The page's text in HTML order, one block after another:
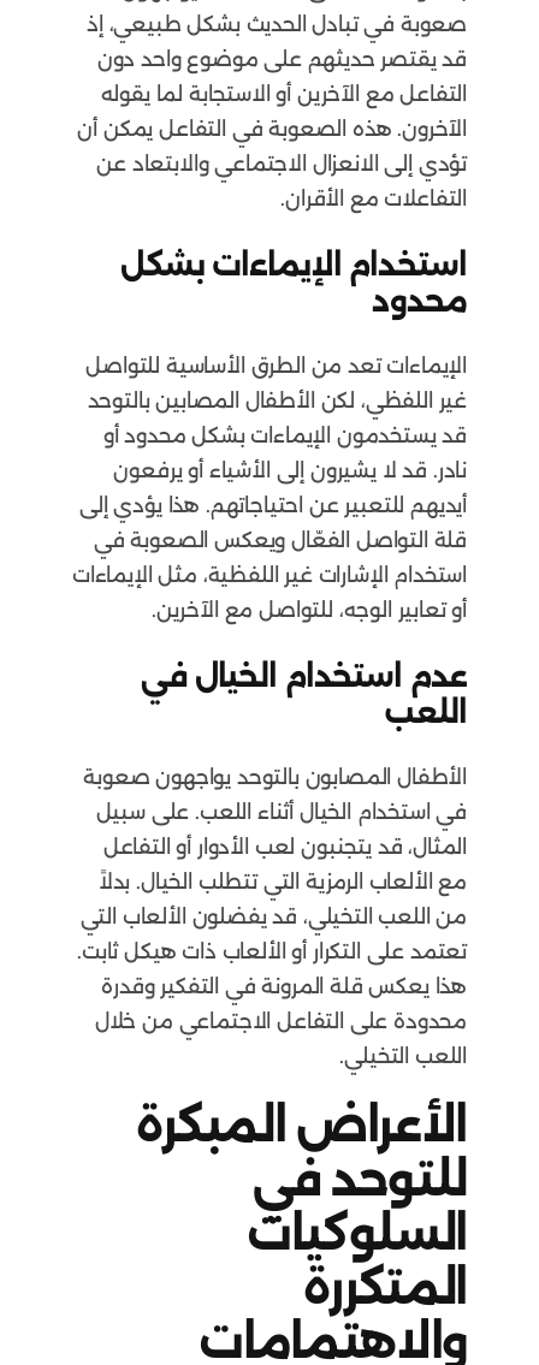
صعوبة في تبادل الحديث بشكل طبيعي، إذ
قد يقتصر حديثهم على موضوع واحد دون
التفاعل مع الآخرين أو الاستجابة لما يقوله
الآخرون. هذه الصعوبة في التفاعل يمكن أن
تؤدي إلى الانعزال الاجتماعي والابتعاد عن
التفاعلات مع الأقران.
استخدام الإيماءات بشكل
محدود
الإيماءات تعد من الطرق الأساسية للتواصل
غير اللفظي، لكن الأطفال المصابين بالتوحد
قد يستخدمون الإيماءات بشكل محدود أو
نادر. قد لا يشيرون إلى الأشياء أو يرفعون
أيديهم للتعبير عن احتياجاتهم. هذا يؤدي إلى
قلة التواصل الفعّال ويعكس الصعوبة في
استخدام الإشارات غير اللفظية، مثل الإيماءات
أو تعابير الوجه، للتواصل مع الآخرين.
عدم استخدام الخيال في
اللعب
الأطفال المصابون بالتوحد يواجهون صعوبة
في استخدام الخيال أثناء اللعب. على سبيل
المثال، قد يتجنبون لعب الأدوار أو التفاعل
مع الألعاب الرمزية التي تتطلب الخيال. بدلاً
من اللعب التخيلي، قد يفضلون الألعاب التي
تعتمد على التكرار أو الألعاب ذات هيكل ثابت.
هذا يعكس قلة المرونة في التفكير وقدرة
محدودة على التفاعل الاجتماعي من خلال
اللعب التخيلي.
الأعراض المبكرة
للتوحد في
السلوكيات
المتكررة
والاهتمامات